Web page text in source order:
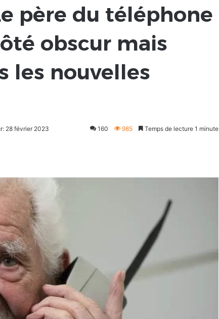
père du téléphone
obscur mais
les nouvelles
28 février 2023 160 985 Temps de lecture 1 minute